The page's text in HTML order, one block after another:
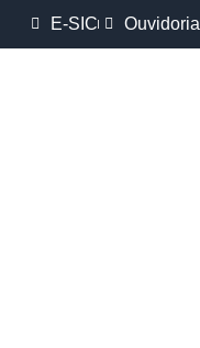
E-SIC Ouvidoria